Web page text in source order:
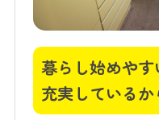
暮らし始めや
充実しているか